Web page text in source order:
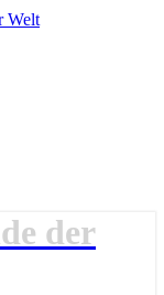
Welt
der